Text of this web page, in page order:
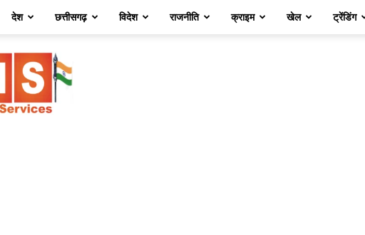
देश छत्तीसगढ़ विदेश राजनीति क्राइम खेल ट्रेंडिंग